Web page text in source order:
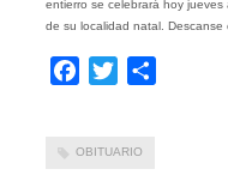
entierro se celebrará hoy
de su localidad natal. Descanse
Facebook
Twitter
OBITUARIO